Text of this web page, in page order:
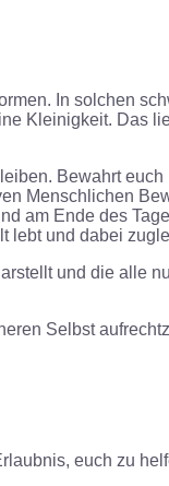
In solchen
Kleinigkeit. Das
Bewahrt euch
Menschlichen
am Ende des
lebt und dabei
und die alle
Selbst
euch zu